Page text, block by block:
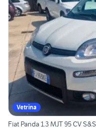
Vetrina
Fiat Panda 1.3 MJT 95 CV